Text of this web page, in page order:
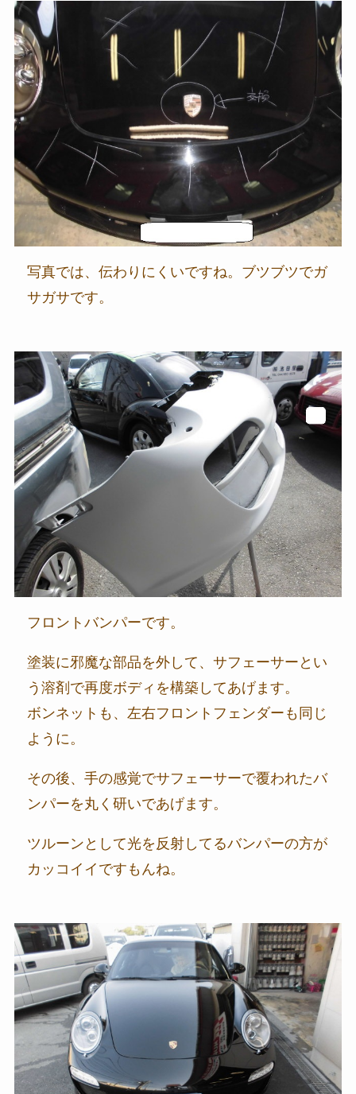
写真では、伝わりにくいですね。ブツブツでガ
サガサです。
フロントバンパーです。
塗装に邪魔な部品を外して、サフェーサーとい
う溶剤で再度ボディを構築してあげます。
ボンネットも、左右フロントフェンダーも同じ
ように。
その後、手の感覚でサフェーサーで覆われたバ
ンパーを丸く研いであげます。
ツルーンとして光を反射してるバンパーの方が
カッコイイですもんね。